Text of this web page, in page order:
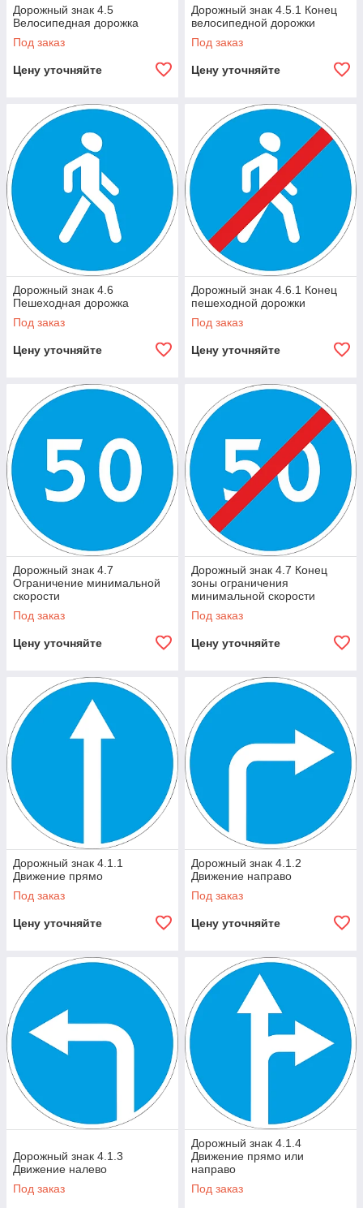
Дорожный знак 4.5
Велосипедная дорожка
Под заказ
Цену уточняйте
Дорожный знак 4.5.1 Конец
велосипедной дорожки
Под заказ
Цену уточняйте
Дорожный знак 4.6
Пешеходная дорожка
Под заказ
Цену уточняйте
Дорожный знак 4.6.1 Конец
пешеходной дорожки
Под заказ
Цену уточняйте
Дорожный знак 4.7
Ограничение минимальной
скорости
Под заказ
Цену уточняйте
Дорожный знак 4.7 Конец
зоны ограничения
минимальной скорости
Под заказ
Цену уточняйте
Дорожный знак 4.1.1
Движение прямо
Под заказ
Цену уточняйте
Дорожный знак 4.1.2
Движение направо
Под заказ
Цену уточняйте
Дорожный знак 4.1.3
Движение налево
Под заказ
Дорожный знак 4.1.4
Движение прямо или
направо
Под заказ